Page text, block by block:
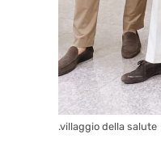
.villaggio della salute